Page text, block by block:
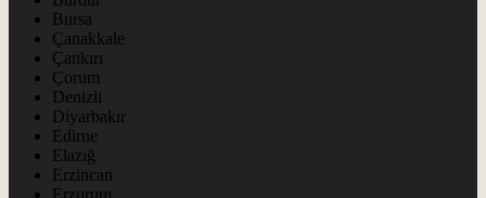
Bursa
Çanakkale
Çankırı
Çorum
Denizli
Diyarbakır
Edirne
Elazığ
Erzincan
Erzurum